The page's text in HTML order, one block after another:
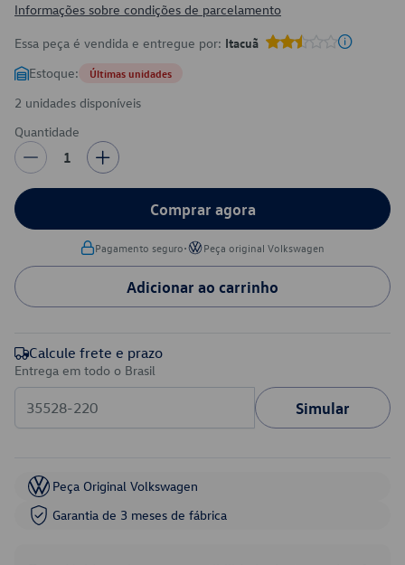
Informações sobre condições de parcelamento
Essa peça é vendida e entregue por: Itacuã
Estoque: Últimas unidades
2 unidades disponíveis
Quantidade
1
Comprar agora
Pagamento seguro• Peça original Volkswagen
Adicionar ao carrinho
Calcule frete e prazo
Entrega em todo o Brasil
Simular
Peça Original Volkswagen
Garantia de 3 meses de fábrica